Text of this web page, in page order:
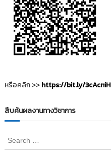
หรือคลิก >>https://bit.ly/3cAcniH
สืบค้นผลงานทางวิชาการ
e